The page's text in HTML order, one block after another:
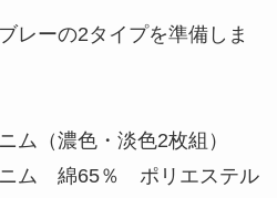
レーの2タイプを準備しま
ム（濃色・淡色2枚組）
ニム 綿65％ ポリエステル